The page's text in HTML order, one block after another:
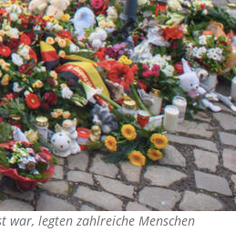
war, legten zahlreiche Menschen